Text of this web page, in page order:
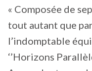
« Composée de
tout autant que
l’indomptable
‘’Horizons